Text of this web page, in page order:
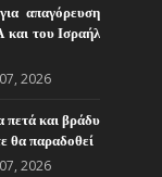
απαγόρευση
του Ισραήλ
2026
και βράδυ
θα παραδοθεί
2026